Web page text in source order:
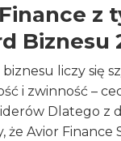
z
Biznesu
liczy się
i zwinność –
Dlatego z
że Avior Finance